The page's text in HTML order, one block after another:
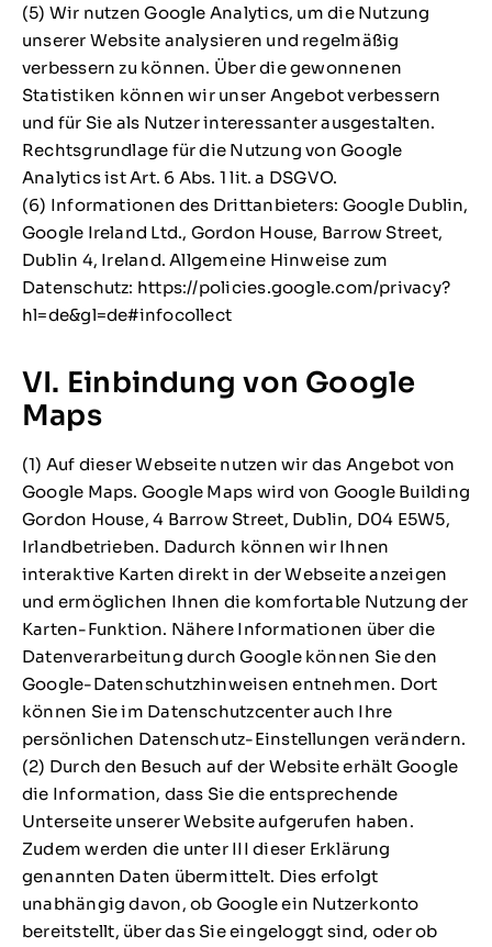
(5) Wir nutzen Google Analytics, um die Nutzung
unserer Website analysieren und regelmäßig
verbessern zu können. Über die gewonnenen
Statistiken können wir unser Angebot verbessern
und für Sie als Nutzer interessanter ausgestalten.
Rechtsgrundlage für die Nutzung von Google
Analytics ist Art. 6 Abs. 1 lit. a DSGVO.
(6) Informationen des Drittanbieters: Google Dublin,
Google Ireland Ltd., Gordon House, Barrow Street,
Dublin 4, Ireland. Allgemeine Hinweise zum
Datenschutz: https://policies.google.com/privacy?
hl=de&gl=de#infocollect
VI. Einbindung von Google
Maps
(1) Auf dieser Webseite nutzen wir das Angebot von
Google Maps. Google Maps wird von Google Building
Gordon House, 4 Barrow Street, Dublin, D04 E5W5,
Irlandbetrieben. Dadurch können wir Ihnen
interaktive Karten direkt in der Webseite anzeigen
und ermöglichen Ihnen die komfortable Nutzung der
Karten-Funktion. Nähere Informationen über die
Datenverarbeitung durch Google können Sie den
Google-Datenschutzhinweisen entnehmen. Dort
können Sie im Datenschutzcenter auch Ihre
persönlichen Datenschutz-Einstellungen verändern.
(2) Durch den Besuch auf der Website erhält Google
die Information, dass Sie die entsprechende
Unterseite unserer Website aufgerufen haben.
Zudem werden die unter III dieser Erklärung
genannten Daten übermittelt. Dies erfolgt
unabhängig davon, ob Google ein Nutzerkonto
bereitstellt, über das Sie eingeloggt sind, oder ob